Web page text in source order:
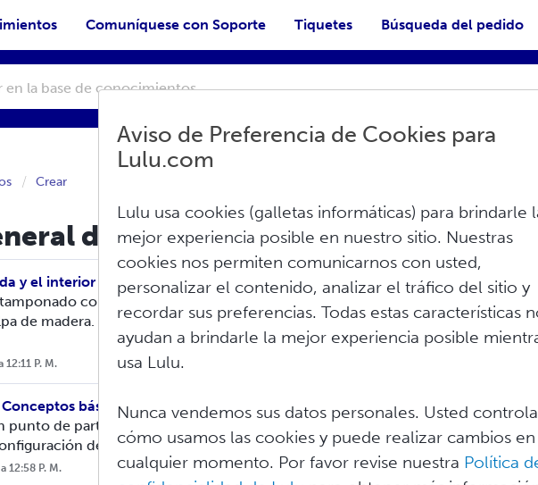
Comuníquese con Soporte Tiquetes Búsqueda del pedido
Crear
de la creación
y el interior
con certificación FSC, sin plomo, sin ácidos y
de madera. Papel de la portada Tapa blanda engrapada:
12:11 P. M.
básicos
punto de partida para conceptos como el espacio de color,
de página y el sangrado, al tiempo que proporc...
12:58 P. M.
Aviso de Preferencia de Cookies para
Lulu.com
Lulu usa cookies (galletas informáticas) para brindarle
mejor experiencia posible en nuestro sitio. Nuestras
cookies nos permiten comunicarnos con usted,
personalizar el contenido, analizar el tráfico del sitio y
recordar sus preferencias. Todas estas características
ayudan a brindarle la mejor experiencia posible
usa Lulu.
Nunca vendemos sus datos personales. Usted controla
cómo usamos las cookies y puede realizar cambios en
cualquier momento. Por favor revise nuestra Política